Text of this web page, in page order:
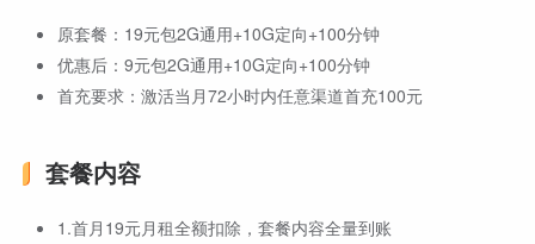
原套餐：19元包2G通用+10G定向+100分钟
优惠后：9元包2G通用+10G定向+100分钟
首充要求：激活当月72小时内任意渠道首充100元
套餐内容
1.首月19元月租全额扣除，套餐内容全量到账